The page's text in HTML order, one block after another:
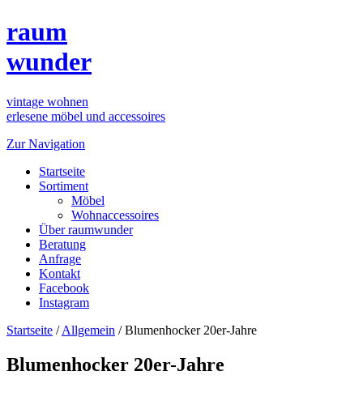
raum
wunder
vintage wohnen
erlesene möbel und accessoires
Zur Navigation
Startseite
Sortiment
Möbel
Wohnaccessoires
Über raumwunder
Beratung
Anfrage
Kontakt
Facebook
Instagram
Startseite /Allgemein /Blumenhocker 20er-Jahre
Blumenhocker 20er-Jahre